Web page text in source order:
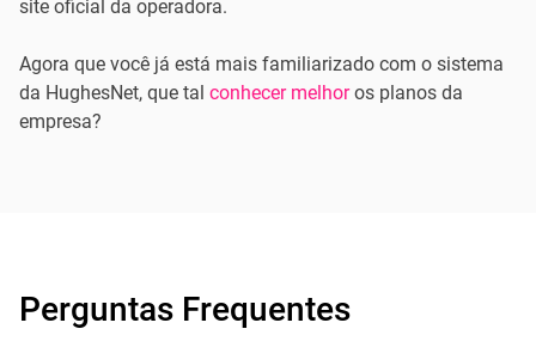
site oficial da operadora.
Agora que você já está mais familiarizado com o sistema
da HughesNet, que tal conhecer melhoros planos da
empresa?
Perguntas Frequentes